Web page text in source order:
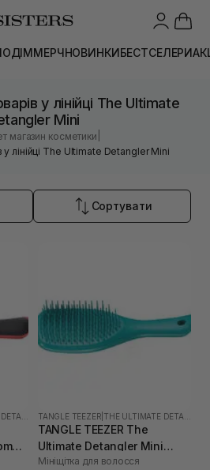
ДІММЕРЧНОВИНКИБЕСТСЕЛЕРИ
у лінійці The Ultimate
Mini
магазин косметики
у лінійці The Ultimate Detangler Mini
Сортувати
TANGLE TEEZER
TANGLE TEEZER The
Ultimate Detangler Mini
Transformative Teal
Мініщітка для волосся